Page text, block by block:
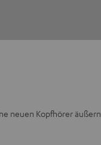
neuen Kopfhörer äußern